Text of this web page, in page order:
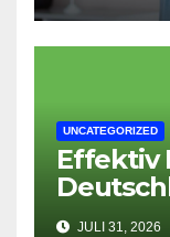
UNCATEGORIZED
Effektiv
JULI 31, 2026